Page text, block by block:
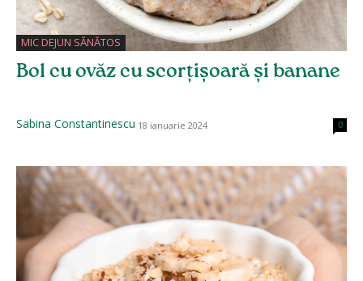
MIC DEJUN SĂNĂTOS
Bol cu ovăz cu scorțișoară și banane
Sabina Constantinescu 18 ianuarie 2024 0